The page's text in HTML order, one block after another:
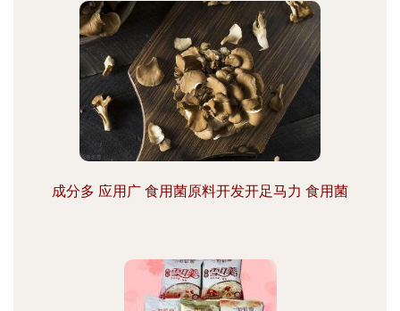
成分多 应用广 食用菌原料开发开足马力 食用菌